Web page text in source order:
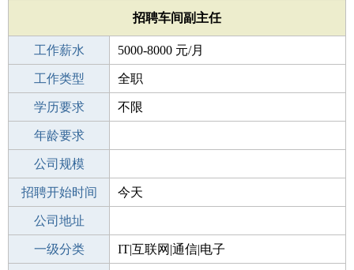
招聘车间副主任
工作薪水 5000-8000 元/月
招聘人数 1人
工作类型 全职
性别要求 -
学历要求 不限
工作经验
年龄要求
工作地点
公司规模
公司电话
招聘开始时间 今天
招聘结束时间
公司地址
一级分类 IT|互联网|通信|电子